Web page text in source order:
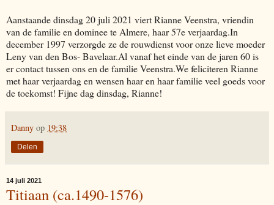
Aanstaande dinsdag 20 juli 2021 viert Rianne Veenstra, vriendin
van de familie en dominee te Almere, haar 57e verjaardag.In
december 1997 verzorgde ze de rouwdienst voor onze lieve moeder
Leny van den Bos- Bavelaar.Al vanaf het einde van de jaren 60 is
er contact tussen ons en de familie Veenstra.We feliciteren Rianne
met haar verjaardag en wensen haar en haar familie veel goeds voor
de toekomst! Fijne dag dinsdag, Rianne!
Danny op 19:38
Delen
14 juli 2021
Titiaan (ca.1490-1576)